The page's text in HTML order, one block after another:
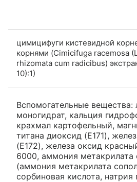
цимицифуги кистевидной
корнями (Cimicifuga racemosa
rhizomata cum radicibus)
10):1)
Вспомогательные вещества:
моногидрат, кальция
крахмал картофельный,
титана диоксид (E171),
(E172), железа оксид
6000, аммония метакрилата
(аммония метакрилата
сорбиновая кислота, натрия